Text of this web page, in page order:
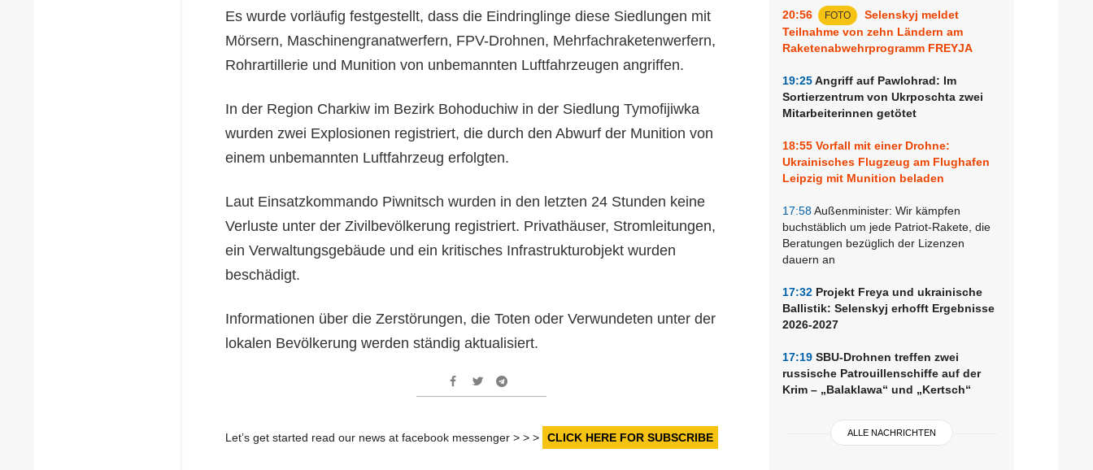
20:56 FOTO
Selenskyj meldet
Teilnahme von zehn Ländern am
Raketenabwehrprogramm FREYJA
19:25Angriff auf Pawlohrad: Im
Sortierzentrum von Ukrposchta zwei
Mitarbeiterinnen getötet
18:55 Vorfall mit einer Drohne:
Ukrainisches Flugzeug am Flughafen
Leipzig mit Munition beladen
17:58Außenminister: Wir kämpfen
buchstäblich um jede Patriot-Rakete, die
Beratungen bezüglich der Lizenzen
dauern an
17:32 Projekt Freya und ukrainische
Ballistik: Selenskyj erhofft Ergebnisse
2026-2027
17:19 SBU-Drohnen treffen zwei
russische Patrouillenschiffe auf der
Krim – „Balaklawa“ und „Kertsch“
ALLE NACHRICHTEN
Es wurde vorläufig festgestellt, dass die Eindringlinge diese Siedlungen mit
Mörsern, Maschinengranatwerfern, FPV-Drohnen, Mehrfachraketenwerfern,
Rohrartillerie und Munition von unbemannten Luftfahrzeugen angriffen.
In der Region Charkiw im Bezirk Bohoduchiw in der Siedlung Tymofijiwka
wurden zwei Explosionen registriert, die durch den Abwurf der Munition von
einem unbemannten Luftfahrzeug erfolgten.
Laut Einsatzkommando Piwnitsch wurden in den letzten 24 Stunden keine
Verluste unter der Zivilbevölkerung registriert. Privathäuser, Stromleitungen,
ein Verwaltungsgebäude und ein kritisches Infrastrukturobjekt wurden
beschädigt.
Informationen über die Zerstörungen, die Toten oder Verwundeten unter der
lokalen Bevölkerung werden ständig aktualisiert.
Let’s get started read our news at facebook messenger > > > CLICK HERE FOR SUBSCRIBE